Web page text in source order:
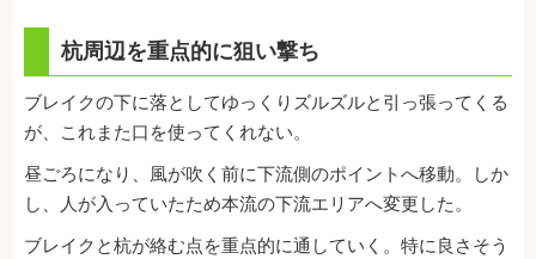
杭周辺を重点的に狙い撃ち
ブレイクの下に落としてゆっくりズルズルと引っ張ってくる
が、これまた口を使ってくれない。
昼ごろになり、風が吹く前に下流側のポイントへ移動。しか
し、人が入っていたため本流の下流エリアへ変更した。
ブレイクと杭が絡む点を重点的に通していく。特に良さそう